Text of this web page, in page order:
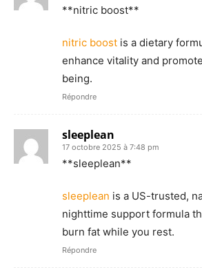
** nitric boost**
nitric boost is a dietary
enhance vitality and
being.
Répondre
sleeplean
17 octobre 2025 à 7:48 pm
** sleeplean**
sleeplean is a US-trusted,
nighttime support formula
burn fat while you rest.
Répondre